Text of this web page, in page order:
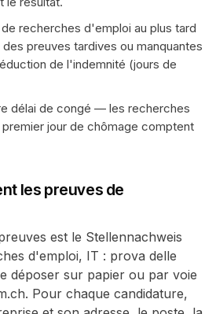
recherches d'emploi au plus tard
preuves tardives ou manquantes
de l'indemnité (jours de
délai de congé — les recherches
jour de chômage comptent
les preuves de
est le Stellennachweis
d'emploi, IT : prova delle
déposer sur papier ou par voie
Pour chaque candidature,